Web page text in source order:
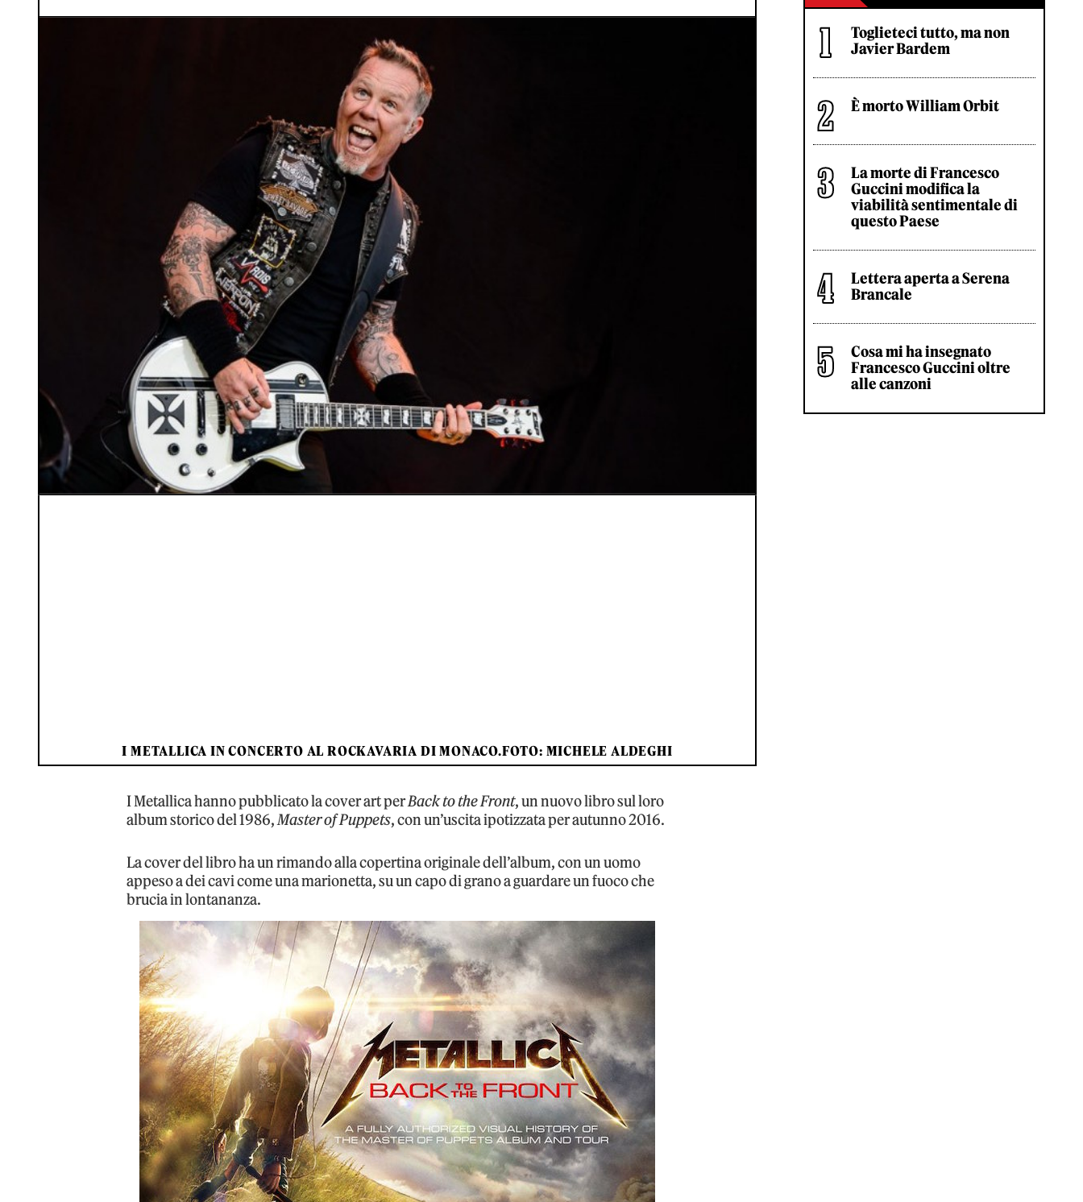
I METALLICA IN CONCERTO AL ROCKAVARIA DI MONACO.FOTO: MICHELE ALDEGHI
I Metallica hanno pubblicato la cover art perBack to the Front, un nuovo libro sul loro
album storico del 1986,Master of Puppets, con un’uscita ipotizzata per autunno 2016.
La cover del libro ha un rimando alla copertina originale dell’album, con un uomo
appeso a dei cavi come una marionetta, su un capo di grano a guardare un fuoco che
brucia in lontananza.
Toglieteci tutto, ma non
Javier Bardem
È morto William Orbit
La morte di Francesco
Guccini modifica la
viabilità sentimentale di
questo Paese
Lettera aperta a Serena
Brancale
Cosa mi ha insegnato
Francesco Guccini oltre
alle canzoni